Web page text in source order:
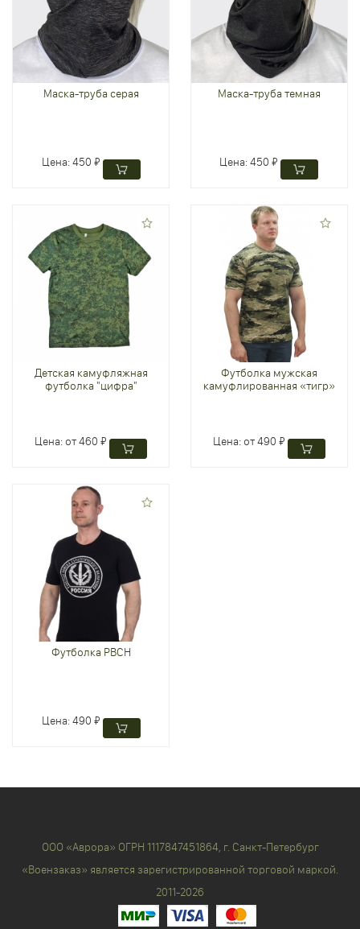
Маска-труба серая
Цена:450 ₽
Маска-труба темная
Цена:450 ₽
Детская камуфляжная
футболка "цифра"
Цена:от 460 ₽
Футболка мужская
камуфлированная «тигр»
Цена:от 490 ₽
Футболка РВСН
Цена:490 ₽
ООО «Аврора» ОГРН 1117847451864, г. Санкт-Петербург
«Воензаказ» является зарегистрированной торговой маркой.
2011-2026